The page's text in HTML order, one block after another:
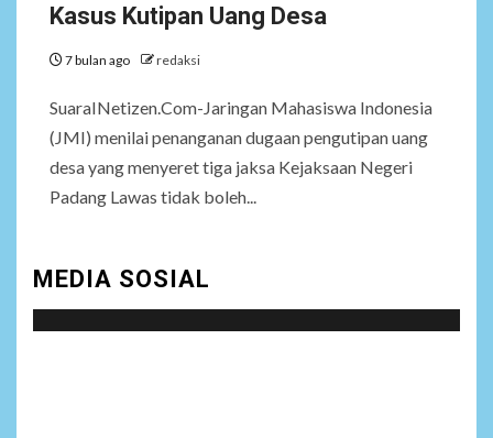
Kasus Kutipan Uang Desa
7 bulan ago redaksi
SuaraINetizen.Com-Jaringan Mahasiswa Indonesia
(JMI) menilai penanganan dugaan pengutipan uang
desa yang menyeret tiga jaksa Kejaksaan Negeri
Padang Lawas tidak boleh...
MEDIA SOSIAL